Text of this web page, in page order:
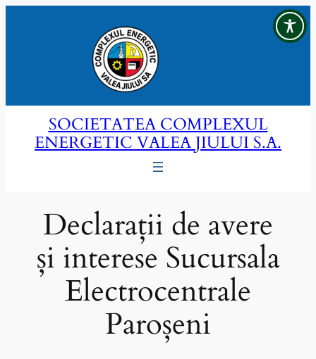
SOCIETATEA COMPLEXUL
ENERGETIC VALEA JIULUI S.A.
Declarații de avere
și interese Sucursala
Electrocentrale
Paroșeni